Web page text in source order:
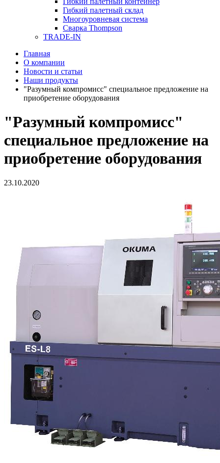
Гибкий палетный склад
Многоуровневая система
Сварка Thompson
TRADE-IN
Главная
О компании
Новости и статьи
Наши продукты
"Разумный компромисс" специальное предложение на
приобретение оборудования
"Разумный компромисс"
специальное предложение на
приобретение оборудования
23.10.2020